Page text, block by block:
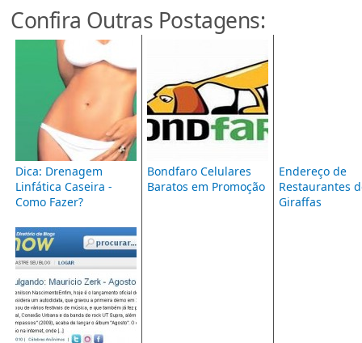
Confira Outras Postagens:
Dica: Drenagem
Linfática Caseira -
Como Fazer?
Bondfaro Celulares
Baratos em Promoção
Endereço de
Restaurantes
Giraffas